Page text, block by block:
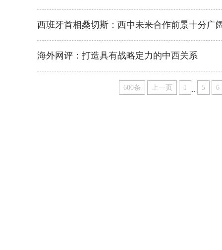
西班牙首相桑切斯：西中未来合作前景十分广
海外网评：打造具有战略定力的中西关系
600条 上一页 1 .. 5 6